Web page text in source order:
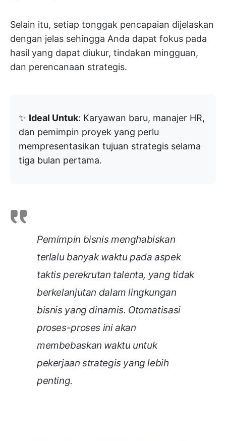
Selain itu, setiap tonggak pencapaian dijelaskan
dengan jelas sehingga Anda dapat fokus pada
hasil yang dapat diukur, tindakan mingguan,
dan perencanaan strategis.
✨ Ideal Untuk: Karyawan baru, manajer HR,
dan pemimpin proyek yang perlu
mempresentasikan tujuan strategis selama
tiga bulan pertama.
Pemimpin bisnis menghabiskan
terlalu banyak waktu pada aspek
taktis perekrutan talenta, yang tidak
berkelanjutan dalam lingkungan
bisnis yang dinamis. Otomatisasi
proses-proses ini akan
membebaskan waktu untuk
pekerjaan strategis yang lebih
penting.